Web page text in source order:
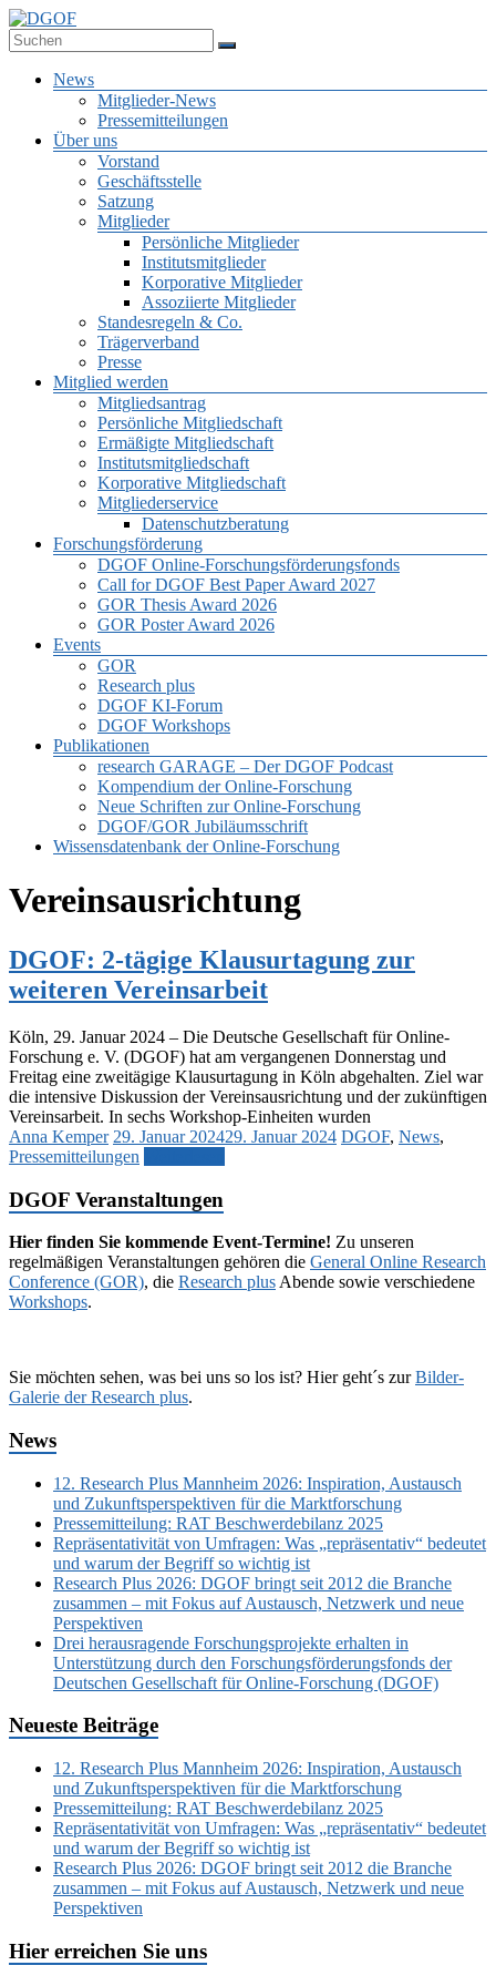
Zum
Inhalt
springen
Deutsche Gesellschaft für Online-Forschung e.V.
Menü
News
Mitglieder-News
Pressemitteilungen
Über uns
Vorstand
Geschäftsstelle
Satzung
Mitglieder
Persönliche Mitglieder
Institutsmitglieder
Korporative Mitglieder
Assoziierte Mitglieder
Standesregeln & Co.
Trägerverband
Presse
Mitglied werden
Mitgliedsantrag
Persönliche Mitgliedschaft
Ermäßigte Mitgliedschaft
Institutsmitgliedschaft
Korporative Mitgliedschaft
Mitgliederservice
Datenschutzberatung
Forschungsförderung
DGOF Online-Forschungsförderungsfonds
Call for DGOF Best Paper Award 2027
GOR Thesis Award 2026
GOR Poster Award 2026
Events
GOR
Research plus
DGOF KI-Forum
DGOF Workshops
Publikationen
research GARAGE – Der DGOF Podcast
Kompendium der Online-Forschung
Neue Schriften zur Online-Forschung
DGOF/GOR Jubiläumsschrift
Wissensdatenbank der Online-Forschung
Vereinsausrichtung
DGOF: 2-tägige Klausurtagung zur
weiteren Vereinsarbeit
Köln, 29. Januar 2024 – Die Deutsche Gesellschaft für Online-
Forschung e. V. (DGOF) hat am vergangenen Donnerstag und
Freitag eine zweitägige Klausurtagung in Köln abgehalten. Ziel war
die intensive Diskussion der Vereinsausrichtung und der zukünftigen
Vereinsarbeit. In sechs Workshop-Einheiten wurden
Anna Kemper 29. Januar 202429. Januar 2024 DGOF, News,
Pressemitteilungen
DGOF Veranstaltungen
Hier finden Sie kommende Event-Termine! Zu unseren
regelmäßigen Veranstaltungen gehören die General Online Research
Conference (GOR), die Research plus Abende sowie verschiedene
Workshops.
Sie möchten sehen, was bei uns so los ist? Hier geht´s zurBilder-
Galerie der Research plus.
News
12. Research Plus Mannheim 2026: Inspiration, Austausch
und Zukunftsperspektiven für die Marktforschung
Pressemitteilung: RAT Beschwerdebilanz 2025
Repräsentativität von Umfragen: Was „repräsentativ“ bedeutet
und warum der Begriff so wichtig ist
Research Plus 2026: DGOF bringt seit 2012 die Branche
zusammen – mit Fokus auf Austausch, Netzwerk und neue
Perspektiven
Drei herausragende Forschungsprojekte erhalten in
Unterstützung durch den Forschungsförderungsfonds der
Deutschen Gesellschaft für Online-Forschung (DGOF)
Neueste Beiträge
12. Research Plus Mannheim 2026: Inspiration, Austausch
und Zukunftsperspektiven für die Marktforschung
Pressemitteilung: RAT Beschwerdebilanz 2025
Repräsentativität von Umfragen: Was „repräsentativ“ bedeutet
und warum der Begriff so wichtig ist
Research Plus 2026: DGOF bringt seit 2012 die Branche
zusammen – mit Fokus auf Austausch, Netzwerk und neue
Perspektiven
Hier erreichen Sie uns